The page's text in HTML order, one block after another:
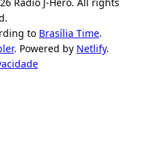
to Brasília Time.
. Powered by Netlify.